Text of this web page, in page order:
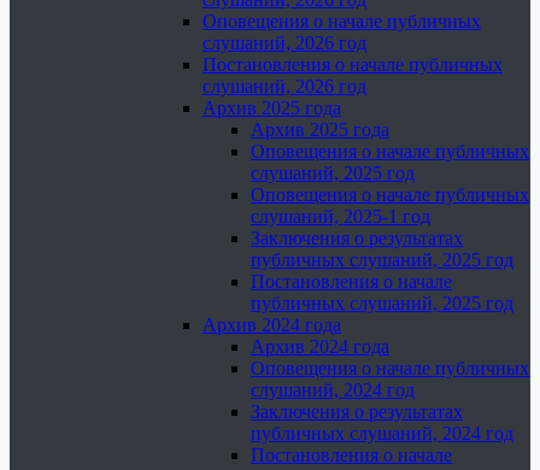
Оповещения о начале публичных
слушаний, 2026 год
Постановления о начале публичных
слушаний, 2026 год
Архив 2025 года
Архив 2025 года
Оповещения о начале публичных
слушаний, 2025 год
Оповещения о начале публичных
слушаний, 2025-1 год
Заключения о результатах
публичных слушаний, 2025 год
Постановления о начале
публичных слушаний, 2025 год
Архив 2024 года
Архив 2024 года
Оповещения о начале публичных
слушаний, 2024 год
Заключения о результатах
публичных слушаний, 2024 год
Постановления о начале